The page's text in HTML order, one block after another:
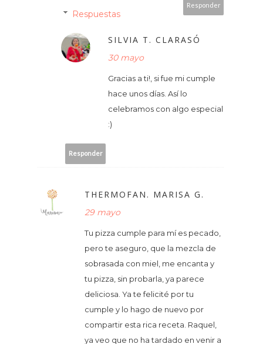
Responder
Respuestas
SILVIA T. CLARASÓ
30 mayo
Gracias a ti!, si fue mi cumple
hace unos días. Así lo
celebramos con algo especial
:)
Responder
THERMOFAN. MARISA G.
29 mayo
Tu pizza cumple para mí es pecado,
pero te aseguro, que la mezcla de
sobrasada con miel, me encanta y
tu pizza, sin probarla, ya parece
deliciosa. Ya te felicité por tu
cumple y lo hago de nuevo por
compartir esta rica receta. Raquel,
ya veo que no ha tardado en venir a